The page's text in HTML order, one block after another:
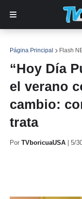
Página Principal Flash
“Hoy Día
el verano
cambio:
trata
Por TVboricuaUSA 5/